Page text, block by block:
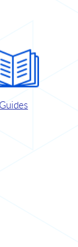
Guides